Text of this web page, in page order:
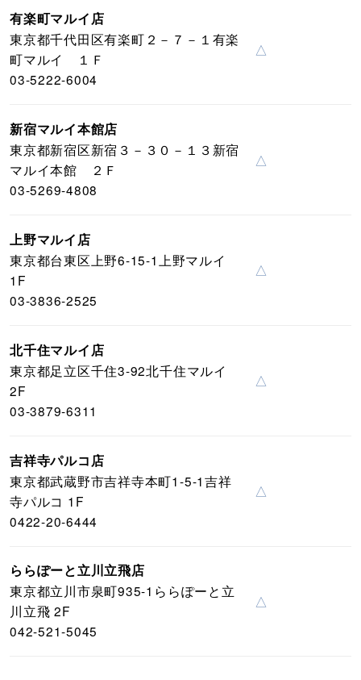
有楽町マルイ店
東京都千代田区有楽町２－７－１有楽
町マルイ １Ｆ
03-5222-6004
△
新宿マルイ本館店
東京都新宿区新宿３－３０－１３新宿
マルイ本館 ２Ｆ
03-5269-4808
△
上野マルイ店
東京都台東区上野6-15-1上野マルイ
1F
03-3836-2525
△
北千住マルイ店
東京都足立区千住3-92北千住マルイ
2F
03-3879-6311
△
吉祥寺パルコ店
東京都武蔵野市吉祥寺本町1-5-1吉祥
寺パルコ 1F
0422-20-6444
△
ららぽーと立川立飛店
東京都立川市泉町935-1ららぽーと立
川立飛 2F
042-521-5045
△